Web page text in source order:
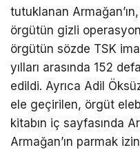
tutuklanan
örgütün gizli
örgütün sözde TSK
yılları arasında 152
edildi. Ayrıca Adil
ele geçirilen, örgüt
kitabın iç sayfasında
Armağan’ın parmak